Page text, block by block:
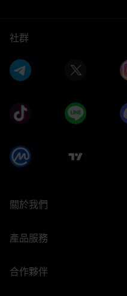
社群
關於我們
產品服務
合作夥伴